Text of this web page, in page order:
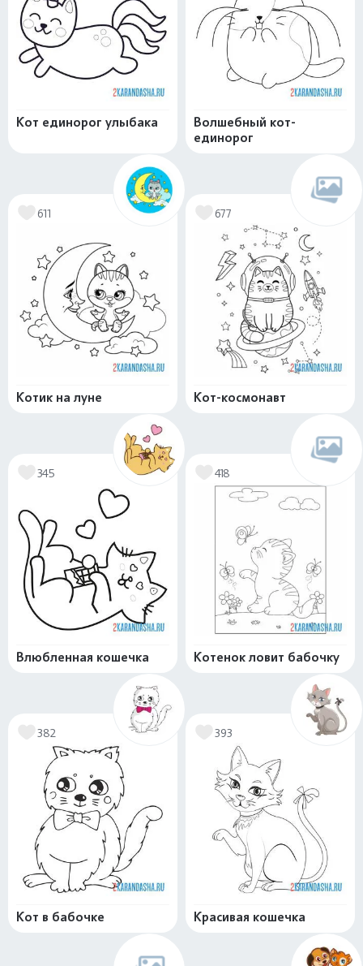
Кот единорог улыбака
Волшебный кот-
единорог
611
Котик на луне
677
Кот-космонавт
345
Влюбленная кошечка
418
Котенок ловит бабочку
382
Кот в бабочке
393
Красивая кошечка